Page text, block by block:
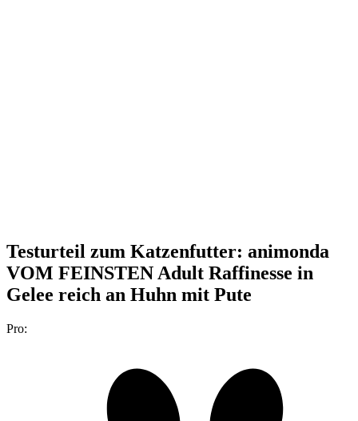
Testurteil zum Katzenfutter: animonda
VOM FEINSTEN Adult Raffinesse in
Gelee reich an Huhn mit Pute
Pro: